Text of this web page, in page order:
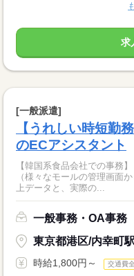
求
[一般派遣]
【うれしい時短勤
のECアシスタント
【韓国系食品会社での事務
（様々なモールの管理画面
上データと、実際の...
一般事務・OA事務
東京都港区/内幸町
時給1,800円～ 交通費